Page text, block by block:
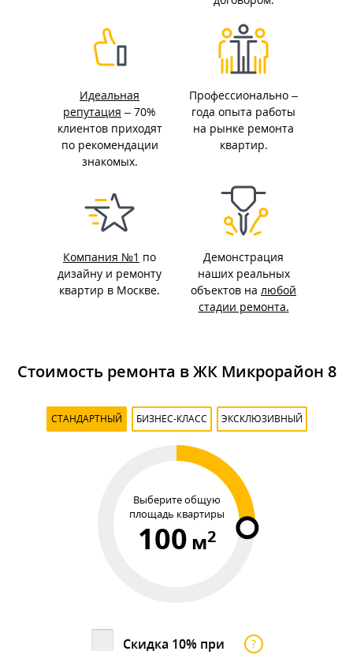
Идеальная
репутация – 70%
клиентов приходят
по рекомендации
знакомых.
Профессионально –
года опыта работы
на рынке ремонта
квартир.
Компания №1 по
дизайну и ремонту
квартир в Москве.
Демонстрация
наших реальных
объектов на любой
стадии ремонта.
Стоимость ремонта в ЖК Микрорайон 8
СТАНДАРТНЫЙ БИЗНЕС-КЛАСС ЭКСКЛЮЗИВНЫЙ
Выберите общую
площадь квартиры
100 м2
Скидка 10% при
?